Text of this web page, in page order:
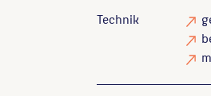
Technik